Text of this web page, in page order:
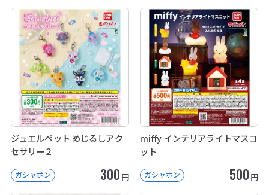
ジュエルペット めじるしアク
セサリー２
ガシャポン 300 円
miffy インテリアライトマスコ
ット
ガシャポン 500 円